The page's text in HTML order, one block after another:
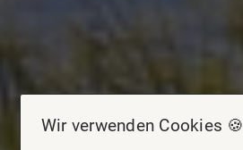
Wir verwenden Cookies 🍪